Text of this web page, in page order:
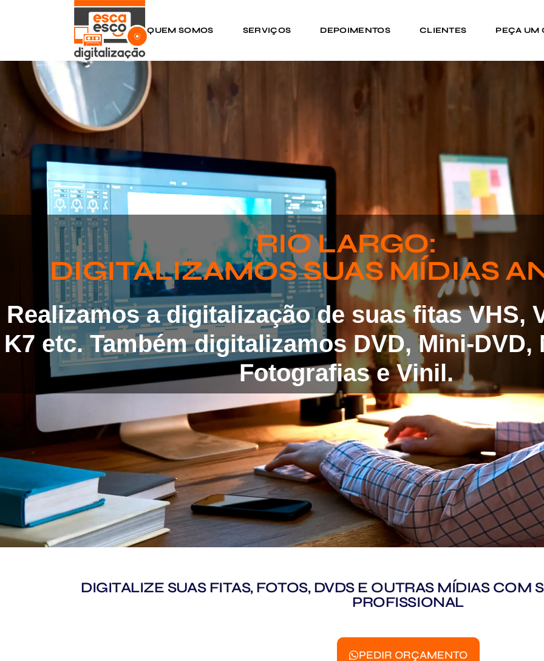
QUEM SOMOS SERVIÇOS DEPOIMENTOS CLIENTES PEÇA UM
RIO LARGO:
DIGITALIZAMOS SUAS MÍDIAS
Realizamos a digitalização de suas fitas VHS,
K7 etc. Também digitalizamos DVD, Mini-DVD,
Fotografias e Vinil.
DIGITALIZE SUAS FITAS, FOTOS, DVDS E OUTRAS MÍDIAS COM
PROFISSIONAL
PEDIR ORÇAMENTO